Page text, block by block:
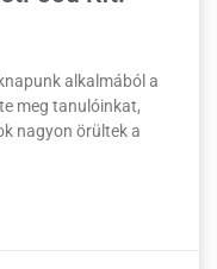
alkalmából a
meg tanulóinkat,
nagyon örültek a